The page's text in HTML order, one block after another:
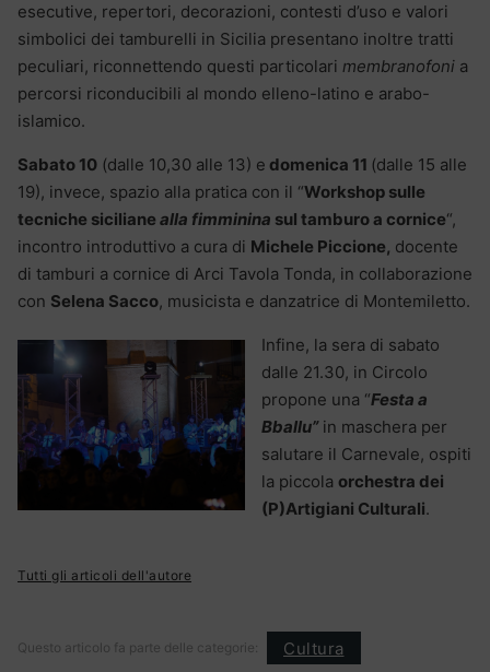
esecutive, repertori, decorazioni, contesti d’uso e valori
simbolici dei tamburelli in Sicilia presentano inoltre tratti
peculiari, riconnettendo questi particolari membranofoni a
percorsi riconducibili al mondo elleno-latino e arabo-
islamico.
Sabato 10 (dalle 10,30 alle 13) e domenica 11 (dalle 15 alle
19), invece, spazio alla pratica con il “Workshop sulle
tecniche siciliane alla fimminina sul tamburo a cornice“,
incontro introduttivo a cura di Michele Piccione, docente
di tamburi a cornice di Arci Tavola Tonda, in collaborazione
con Selena Sacco, musicista e danzatrice di Montemiletto.
Infine, la sera di sabato
dalle 21.30, in Circolo
propone una “Festa a
Bballu”in maschera per
salutare il Carnevale, ospiti
la piccola orchestra dei
(P)Artigiani Culturali.
Tutti gli articoli dell'autore
Questo articolo fa parte delle categorie: Cultura